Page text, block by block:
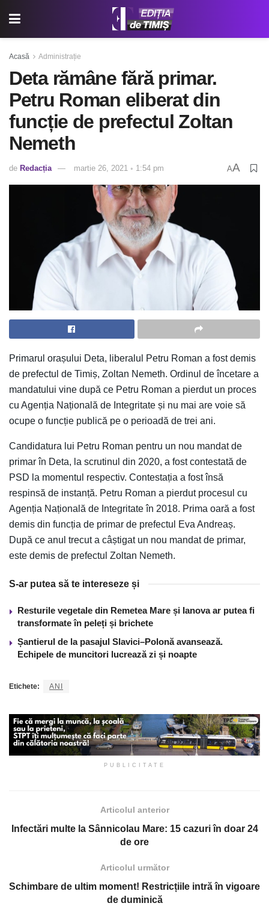
Acasă Administrație
Deta rămâne fără primar.
Petru Roman eliberat din
funcție de prefectul Zoltan
Nemeth
de Redacția martie 26, 2021 ◦ 1:54 pm AA
Primarul orașului Deta, liberalul Petru Roman a fost demis
de prefectul de Timiș, Zoltan Nemeth. Ordinul de încetare a
mandatului vine după ce Petru Roman a pierdut un proces
cu Agenția Națională de Integritate și nu mai are voie să
ocupe o funcție publică pe o perioadă de trei ani.
Candidatura lui Petru Roman pentru un nou mandat de
primar în Deta, la scrutinul din 2020, a fost contestată de
PSD la momentul respectiv. Contestația a fost însă
respinsă de instanță. Petru Roman a pierdut procesul cu
Agenția Națională de Integritate în 2018. Prima oară a fost
demis din funcția de primar de prefectul Eva Andreaș.
După ce anul trecut a câștigat un nou mandat de primar,
este demis de prefectul Zoltan Nemeth.
S-ar putea să te intereseze și
Resturile vegetale din Remetea Mare și Ianova ar putea fi
transformate în peleți și brichete
Șantierul de la pasajul Slavici–Polonă avansează.
Echipele de muncitori lucrează zi și noapte
Etichete: ANI
PUBLICITATE
Articolul anterior
Infectări multe la Sânnicolau Mare: 15 cazuri în doar 24
de ore
Articolul următor
Schimbare de ultim moment! Restricțiile intră în vigoare
de duminică